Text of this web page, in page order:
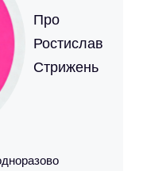
Про
Ростислав
Стрижень